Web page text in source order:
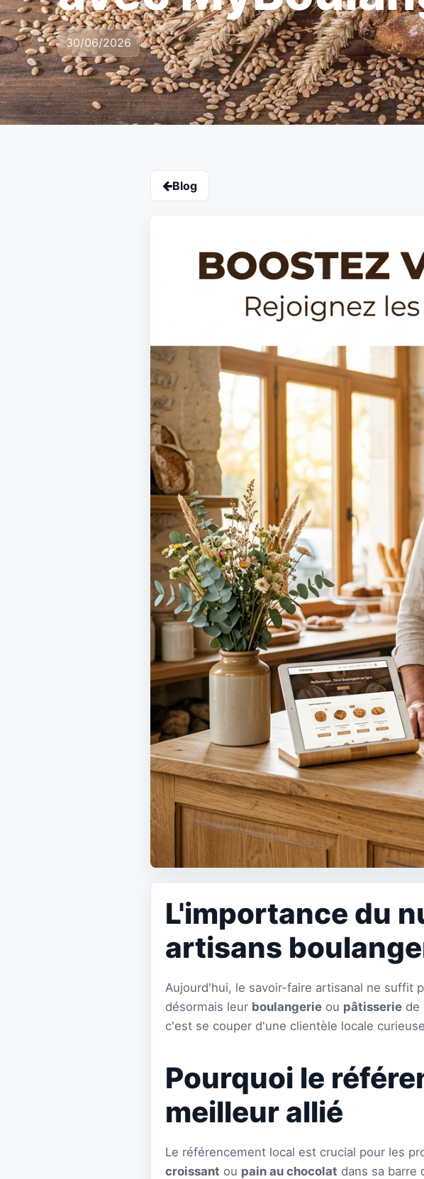
30/06/2026
Blog
L'importance du
artisans
Aujourd'hui, le savoir-faire artisanal ne suffit
désormais leur boulangerie ou pâtisserie de
c'est se couper d'une clientèle locale
Pourquoi le
meilleur allié
Le référencement local est crucial pour les
croissant ou pain au chocolat dans sa barre